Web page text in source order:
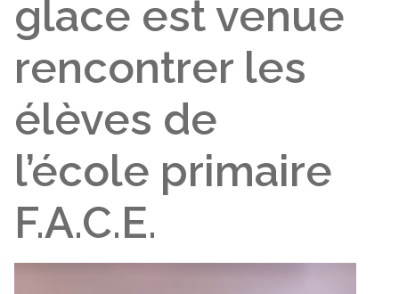
glace est venue
rencontrer les
élèves de
l’école primaire
F.A.C.E.